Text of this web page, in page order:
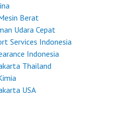
Berat
Udara Cepat
Services Indonesia
Indonesia
Thailand
USA